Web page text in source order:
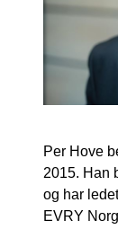
Per Hove
2015. Han
og har
EVRY